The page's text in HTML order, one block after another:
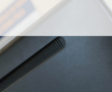
vehículo